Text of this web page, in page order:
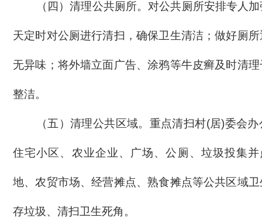
（四）清理公共厕所。 对公共厕所安排专人
天定时对公厕进行清扫，确保卫生清洁；做好厕
无异味；将外墙立面广告、涂鸦等牛皮癣及时清
整洁。
（五）清理公共区域。 重点清扫村(居)委会
住宅小区、农业企业、广场、公厕、垃圾投集并
地、农贸市场、经营摊点、熟食摊点等公共区域
存垃圾、清扫卫生死角。